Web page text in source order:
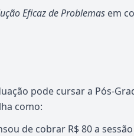
Eficaz de Problemas em
pode cursar a Pós-
como:
de cobrar R$ 80 a